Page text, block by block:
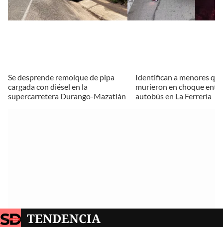
Se desprende remolque de pipa
cargada con diésel en la
supercarretera Durango-Mazatlán
Identifican a menores que
murieron en choque
autobús en La Ferrería
TENDENCIA